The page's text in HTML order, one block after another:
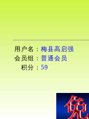
用户名： 梅县高启强
会员组： 普通会员
积分： 59